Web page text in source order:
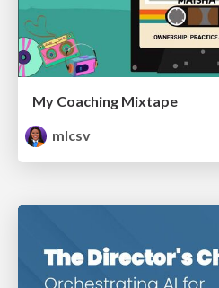
My Coaching Mixtape
mlcsv